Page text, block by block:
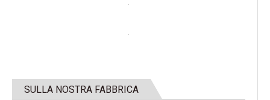
SULLA NOSTRA FABBRICA